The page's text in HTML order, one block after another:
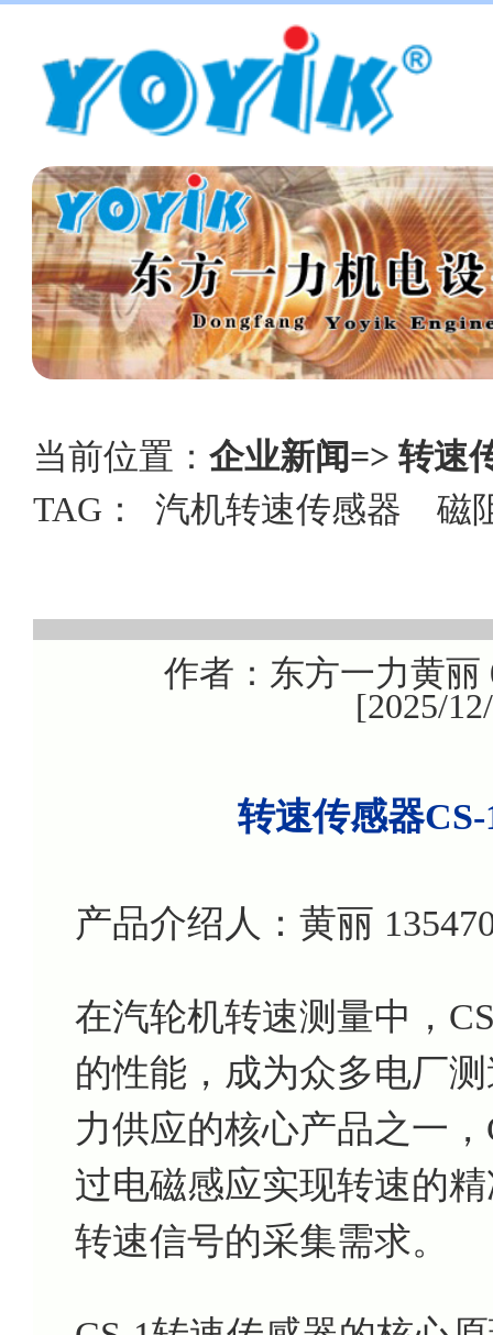
当前位置： 企业新闻=> 转速
TAG： 汽机转速传感器 磁
作者：东方一力黄丽
[2025/
转速传感器
产品介绍人：黄丽
在汽轮机转速测量中，
的性能，成为众多电厂
力供应的核心产品之一
过电磁感应实现转速的
转速信号的采集需求。